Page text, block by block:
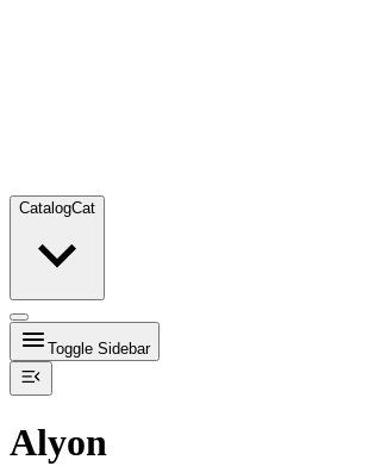
CatalogCat
Toggle Sidebar
Alyon